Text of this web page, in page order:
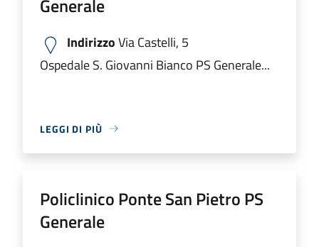
Generale
IndirizzoVia Castelli, 5
Ospedale S. Giovanni Bianco PS Generale...
LEGGI DI PIÙ
Policlinico Ponte San Pietro PS
Generale